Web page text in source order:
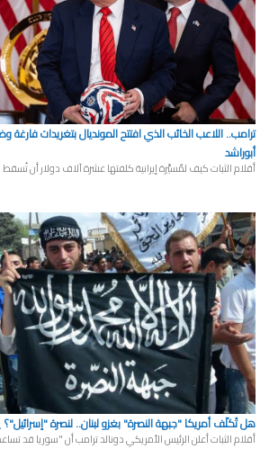
ترامب.. اللاعب الخائب الذي افتتح المونديال بتغريدات
أبوراشد
أقلام الثبات كيف لمٌسيَّرة إيرانية كلفتها عشرة آلاف دولار أن
هل تُكلّف أمريكا "جبهة النصرة" بغزو لبنان.. لنصرة
أقلام الثبات أعلن الرئيس الأمريكي دونالد ترامب أن "سوريا قد